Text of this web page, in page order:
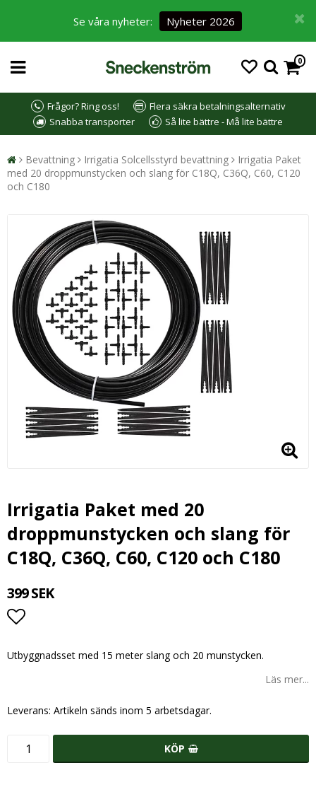
Se våra nyheter: Nyheter 2026
0
Frågor? Ring oss!
Flera säkra betalningsalternativ
Snabba transporter
Så lite bättre - Må lite bättre
Bevattning Irrigatia Solcellsstyrd bevattning
Irrigatia Paket
med 20 droppmunstycken och slang för C18Q, C36Q, C60, C120
och C180
Irrigatia Paket med 20
droppmunstycken och slang för
C18Q, C36Q, C60, C120 och C180
399 SEK
Utbyggnadsset med 15 meter slang och 20 munstycken.
Läs mer...
Leverans: Artikeln sänds inom 5 arbetsdagar.
KÖP